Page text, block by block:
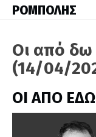
ΡΟΜΠΟΛΗΣ
Οι από δω
(14/04/
ΟΙ ΑΠΟ